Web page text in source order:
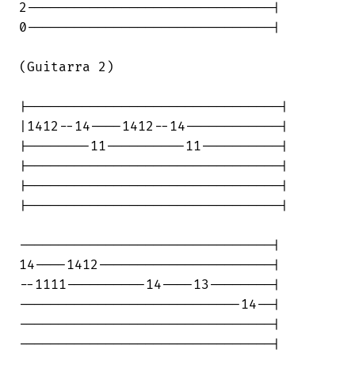
2-------------------------------|
0-------------------------------|
(Guitarra 2)
|--------------------------------|
|1412--14----1412--14------------|
|--------11----------11----------|
|--------------------------------|
|--------------------------------|
|--------------------------------|
--------------------------------|
14----1412----------------------|
--1111----------14----13--------|
----------------------------14--|
--------------------------------|
--------------------------------|